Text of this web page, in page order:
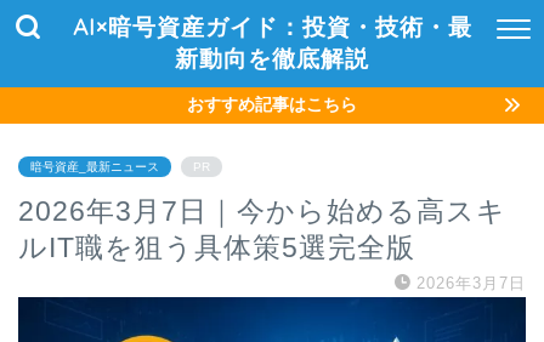
AI×暗号資産ガイド：投資・技術・最
新動向を徹底解説
おすすめ記事はこちら
暗号資産_最新ニュース PR
2026年3月7日｜今から始める高スキ
ルIT職を狙う具体策5選完全版
2026年3月7日